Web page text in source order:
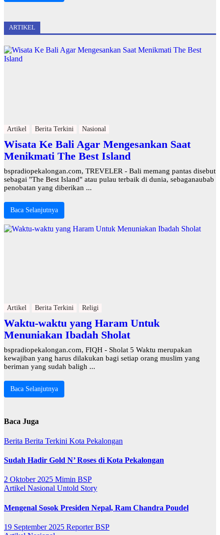
ARTIKEL
Artikel Berita Terkini Nasional
Wisata Ke Bali Agar Mengesankan Saat
Menikmati The Best Island
bspradiopekalongan.com, TREVELER - Bali memang pantas disebut
sebagai "The Best Island" atau pulau terbaik di dunia, sebaganaubab
penobatan yang diberikan ...
Baca Selanjutnya
Artikel Berita Terkini Religi
Waktu-waktu yang Haram Untuk
Menuniakan Ibadah Sholat
bspradiopekalongan.com, FIQH - Sholat 5 Waktu merupakan
kewajiban yang harus dilakukan bagi setiap orang muslim yang
beriman yang sudah baligh ...
Baca Selanjutnya
Baca Juga
Berita Berita Terkini Kota Pekalongan
Sudah Hadir Gold N’ Roses di Kota Pekalongan
2 Oktober 2025 Mimin BSP
Artikel Nasional Untold Story
Mengenal Sosok Presiden Nepal, Ram Chandra Poudel
19 September 2025 Reporter BSP